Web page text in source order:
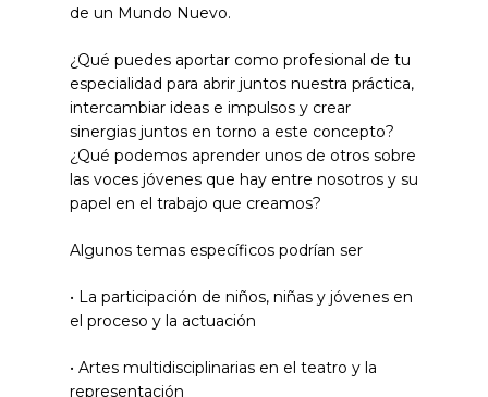
de un Mundo Nuevo.
¿Qué puedes aportar como profesional de tu
especialidad para abrir juntos nuestra práctica,
intercambiar ideas e impulsos y crear
sinergias juntos en torno a este concepto?
¿Qué podemos aprender unos de otros sobre
las voces jóvenes que hay entre nosotros y su
papel en el trabajo que creamos?
Algunos temas específicos podrían ser
• La participación de niños, niñas y jóvenes en
el proceso y la actuación
• Artes multidisciplinarias en el teatro y la
representación